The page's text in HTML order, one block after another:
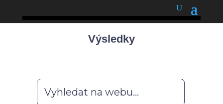
Výsledky
Hledat: